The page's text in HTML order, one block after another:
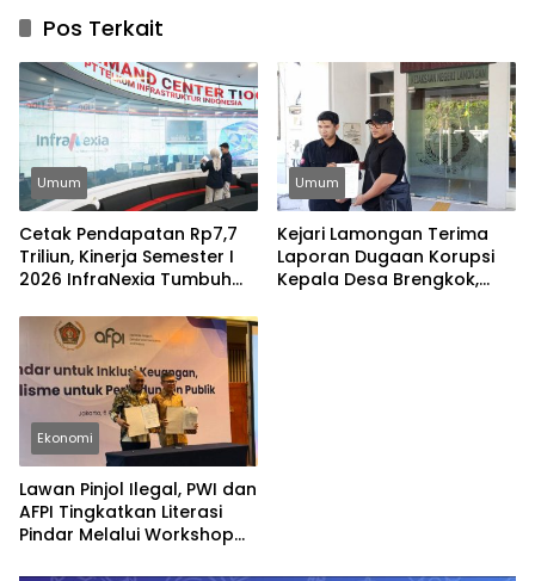
Pos Terkait
Umum
Cetak Pendapatan Rp7,7
Triliun, Kinerja Semester I
2026 InfraNexia Tumbuh
Saing Industri Digital
Umum
Kejari Lamongan Terima
Laporan Dugaan Korupsi
Kepala Desa Brengkok,
Ekonomi
Lawan Pinjol Ilegal, PWI dan
AFPI Tingkatkan Literasi
Pindar Melalui Workshop